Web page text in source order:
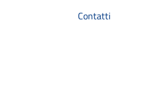
Contatti